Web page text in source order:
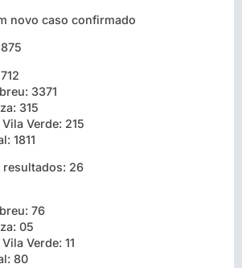
novo caso confirmado
3371
315
Verde: 215
1811
resultados: 26
76
05
Verde: 11
80